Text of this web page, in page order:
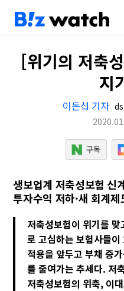
[위기의 저축
지
이돈섭 기자
생보업계 저축성보험 신
투자수익 저하·새 회계
저축성보험이 위기를
로 고심하는 보험사들
적용을 앞두고 부채 증
를 줄여가는 추세다. 저
저축성보험의 위축, 이